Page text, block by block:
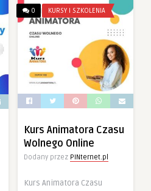
0 KURSY I SZKOLENIA
Kurs Animatora Czasu
Wolnego Online
Dodany przez PINternet.pl
Kurs Animatora Czasu